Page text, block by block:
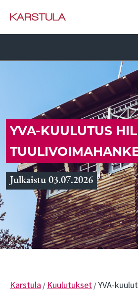
YVA-KUULUTUS
Julkaistu 03.07.2026
Karstula / Kuulutukset/YVA-